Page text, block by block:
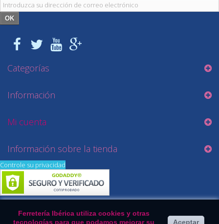
OK
Categorías
Información
Mi cuenta
Información sobre la tienda
Ferretería Ibérica utiliza cookies y otras
tecnologías para que podamos mejorar su
Aceptar
Controle su privacidad